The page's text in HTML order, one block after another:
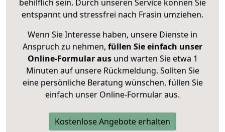
behilflich sein. Durch unseren Service können Sie
entspannt und stressfrei nach Frasin umziehen.
Wenn Sie Interesse haben, unsere Dienste in
Anspruch zu nehmen, füllen Sie einfach unser
Online-Formular ausund warten Sie etwa 1
Minuten auf unsere Rückmeldung. Sollten Sie
eine persönliche Beratung wünschen, füllen Sie
einfach unser Online-Formular aus.
Kostenlose Angebote erhalten